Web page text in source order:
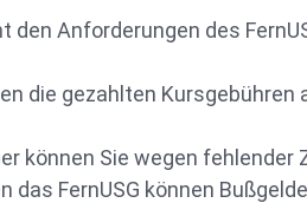
den Anforderungen des
die gezahlten Kursgebühren
können Sie wegen fehlender
das FernUSG können